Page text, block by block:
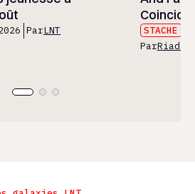
ParLNT STACHE
ParRiad